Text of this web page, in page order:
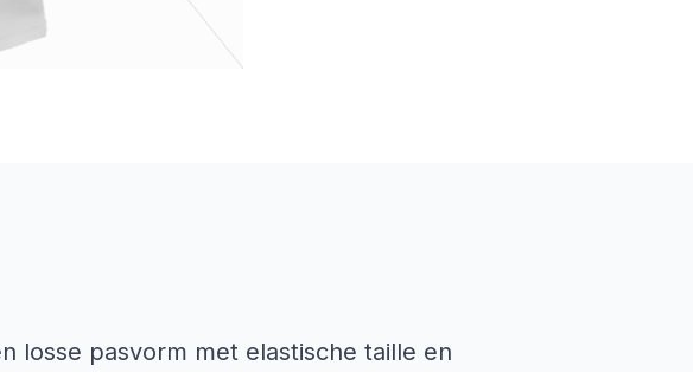
losse pasvorm met elastische taille en